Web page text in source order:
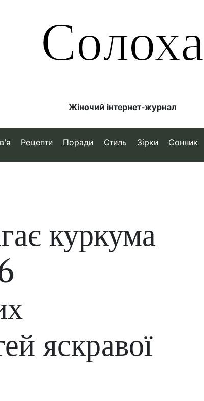
Солоха
Жіночий інтернет-журнал
Рецепти Поради Стиль Зірки Сонник
куркума
яскравої